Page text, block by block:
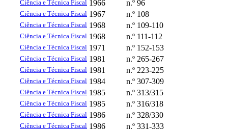
Ciência e Técnica Fiscal 1966 n.º 96
Ciência e Técnica Fiscal 1967 n.º 108
Ciência e Técnica Fiscal 1968 n.º 109-110
Ciência e Técnica Fiscal 1968 n.º 111-112
Ciência e Técnica Fiscal 1971 n.º 152-153
Ciência e Técnica Fiscal 1981 n.º 265-267
Ciência e Técnica Fiscal 1981 n.º 223-225
Ciência e Técnica Fiscal 1984 n.º 307-309
Ciência e Técnica Fiscal 1985 n.º 313/315
Ciência e Técnica Fiscal 1985 n.º 316/318
Ciência e Técnica Fiscal 1986 n.º 328/330
Ciência e Técnica Fiscal 1986 n.º 331-333